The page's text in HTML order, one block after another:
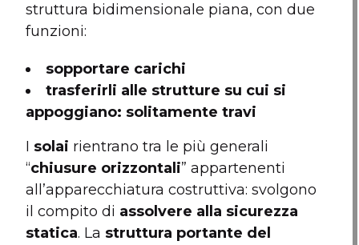
struttura bidimensionale piana, con due
funzioni:
sopportare carichi
trasferirli alle strutture su cui si
appoggiano: solitamente travi
I solai rientrano tra le più generali
“chiusure orizzontali” appartenenti
all’apparecchiatura costruttiva: svolgono
il compito di assolvere alla sicurezza
statica. La struttura portante del